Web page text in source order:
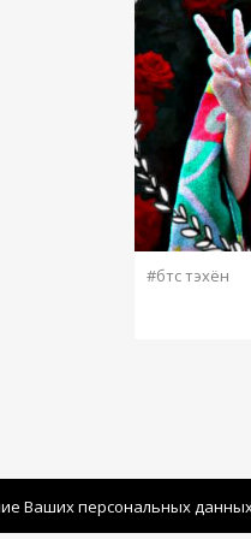
#бтс тэхён
Ваших персональных